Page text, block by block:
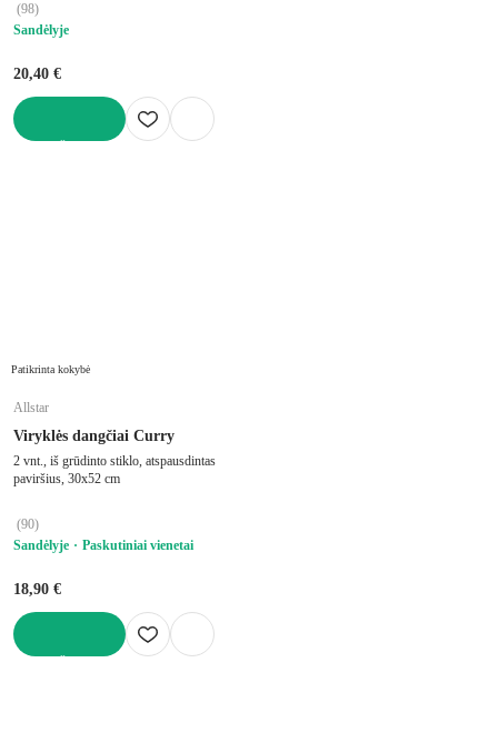
(98)
Sandėlyje
20,40 €
Patikrinta kokybė
Allstar
Viryklės dangčiai Curry
2 vnt., iš grūdinto stiklo, atspausdintas
paviršius, 30x52 cm
(90)
Sandėlyje
Paskutiniai vienetai
18,90 €